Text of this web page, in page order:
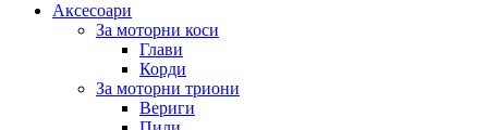
Аксесоари
За моторни коси
Глави
Корди
За моторни триони
Вериги